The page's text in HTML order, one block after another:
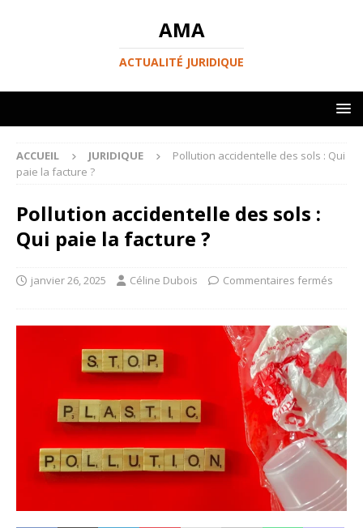
AMA
ACTUALITÉ JURIDIQUE
ACCUEIL JURIDIQUE
Pollution accidentelle des sols : Qui
paie la facture ?
Pollution accidentelle des sols :
Qui paie la facture ?
janvier 26, 2025 Céline Dubois Commentaires fermés